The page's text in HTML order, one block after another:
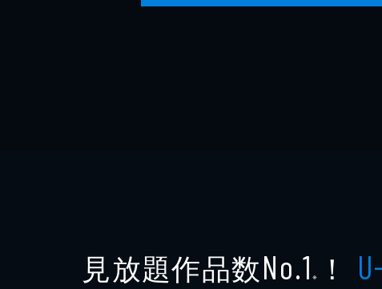
見放題作品数No.1 ※ ！